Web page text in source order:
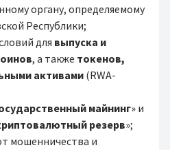
органу, определяемому
Республики;
для выпуска и
, а также токенов,
активами (RWA-
майнинг» и
резерв»;
мошенничества и